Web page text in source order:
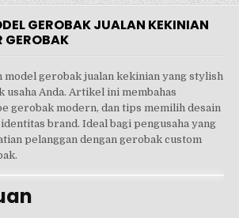
GEROBAK JUALAN KEKINIAN
GEROBAK
model gerobak jualan kekinian yang stylish
usaha Anda. Artikel ini membahas
gerobak modern, dan tips memilih desain
brand. Ideal bagi pengusaha yang
pelanggan dengan gerobak custom